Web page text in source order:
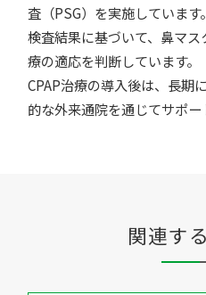
査（PSG）を実施しています。
検査結果に基づいて、鼻マ
療の適応を判断しています。
CPAP治療の導入後は、長期
的な外来通院を通じてサポー
関連す